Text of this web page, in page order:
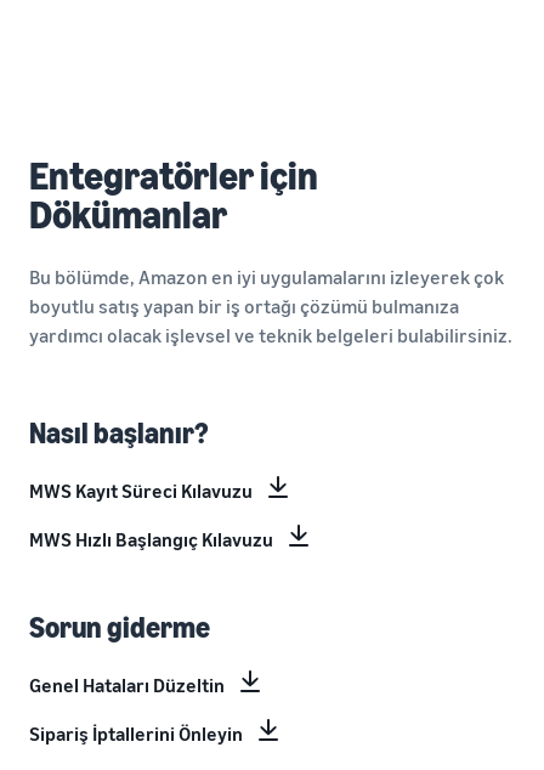
Entegratörler için
Dökümanlar
Bu bölümde, Amazon en iyi uygulamalarını izleyerek çok
boyutlu satış yapan bir iş ortağı çözümü bulmanıza
yardımcı olacak işlevsel ve teknik belgeleri bulabilirsiniz.
Nasıl başlanır?
MWS Kayıt Süreci Kılavuzu
MWS Hızlı Başlangıç Kılavuzu
Sorun giderme
Genel Hataları Düzeltin
Sipariş İptallerini Önleyin